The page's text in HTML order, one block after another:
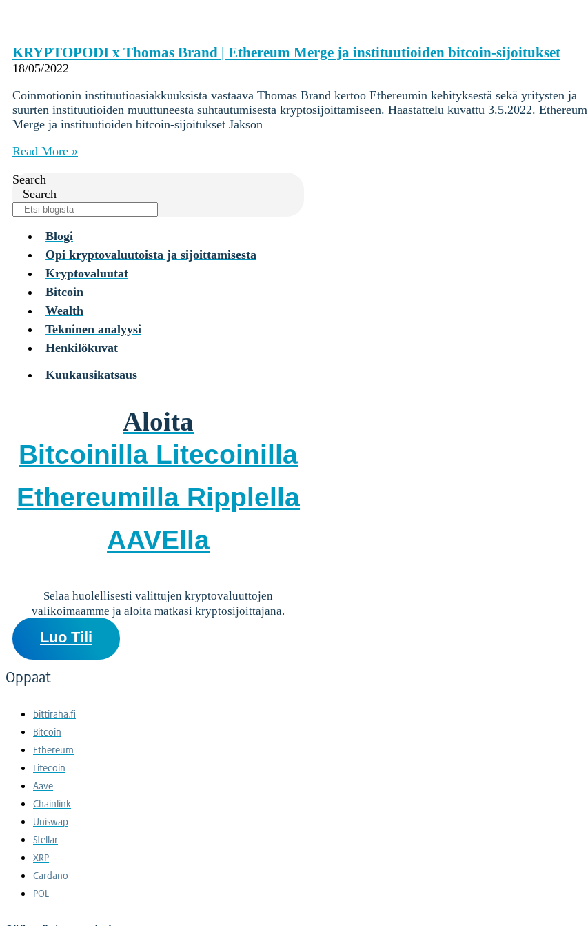
KRYPTOPODI x Thomas Brand | Ethereum Merge ja instituutioiden bitcoin-sijoitukset
18/05/2022
Coinmotionin instituutioasiakkuuksista vastaava Thomas Brand kertoo Ethereumin kehityksestä sekä yritysten ja
suurten instituutioiden muuttuneesta suhtautumisesta kryptosijoittamiseen. Haastattelu kuvattu 3.5.2022. Ethereum
Merge ja instituutioiden bitcoin-sijoitukset Jakson
Read More »
Search
Search
Blogi
Opi kryptovaluutoista ja sijoittamisesta
Kryptovaluutat
Bitcoin
Wealth
Tekninen analyysi
Henkilökuvat
Kuukausikatsaus
Aloita
Bitcoinilla Litecoinilla
Ethereumilla Ripplella
AAVElla
Selaa huolellisesti valittujen kryptovaluuttojen
valikoimaamme ja aloita matkasi kryptosijoittajana.
Luo Tili
Oppaat
bittiraha.fi
Bitcoin
Ethereum
Litecoin
Aave
Chainlink
Uniswap
Stellar
XRP
Cardano
POL